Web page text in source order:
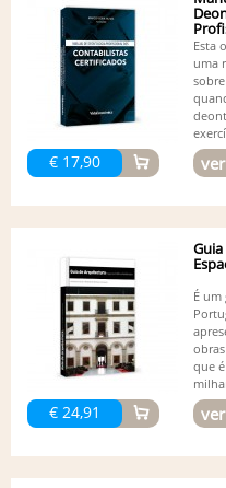
€ 17,90
Esta
uma
€ 24,91
É
que